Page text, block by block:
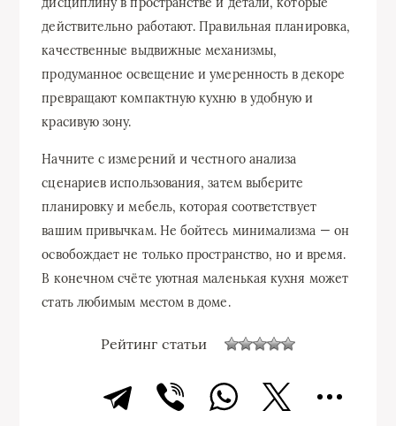
действительно работают. Правильная планировка,
качественные выдвижные механизмы,
продуманное освещение и умеренность в декоре
превращают компактную кухню в удобную и
красивую зону.
Начните с измерений и честного анализа
сценариев использования, затем выберите
планировку и мебель, которая соответствует
вашим привычкам. Не бойтесь минимализма — он
освобождает не только пространство, но и время.
В конечном счёте уютная маленькая кухня может
стать любимым местом в доме.
Рейтинг статьи